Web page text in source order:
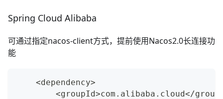
Spring Cloud Alibaba
可通过指定nacos-client方式，提前使用Nacos2.0长连接功
能
    <dependency>
<groupId>com.alibaba.cloud</